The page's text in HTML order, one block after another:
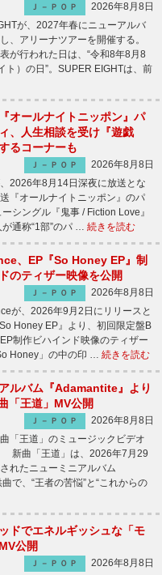
Ｊ－ＰＯＰ
2026年8月8日
が、2027年春にニューアルバ
、アリーナツアーを開催する。
が行われた日は、“令和8年8月8
ト）の日”。SUPER EIGHTは、前
オールナイトニッポン』パ
、人生相談を受け『遊戯
るコーナーも
Ｊ－ＰＯＰ
2026年8月8日
2026年8月14日深夜に放送とな
『オールナイトニッポン』のパ
シングル『鬼事 / Fiction Love』
通称“1部”のパ … 続きを読む
、EP『So Honey EP』制
のティザー映像を公開
Ｊ－ＰＯＰ
2026年8月8日
が、2026年9月2日にリリースと
Honey EP』より、初回限定盤B
制作ビハインド映像のティザー
Honey」の中の印 … 続きを読む
ルバム『Adamantite』より
「王道」MV公開
Ｊ－ＰＯＰ
2026年8月8日
「王道」のミュージックビデオ
新曲「王道」は、2026年7月29
れたニューミニアルバム
で、“王者の苦悩”と“これからの
ドでエネルギッシュな「モ
公開
Ｊ－ＰＯＰ
2026年8月8日